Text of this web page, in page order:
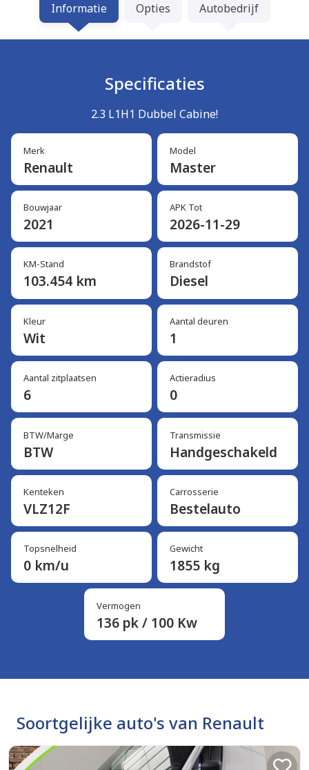
Informatie Opties Autobedrijf
Specificaties
2.3 L1H1 Dubbel Cabine!
Merk
Renault
Model
Master
Bouwjaar
2021
APK Tot
2026-11-29
KM-Stand
103.454 km
Brandstof
Diesel
Kleur
Wit
Aantal deuren
1
Aantal zitplaatsen
6
Actieradius
0
BTW/Marge
BTW
Transmissie
Handgeschakeld
Kenteken
VLZ12F
Carrosserie
Bestelauto
Topsnelheid
0 km/u
Gewicht
1855 kg
Vermogen
136 pk / 100 Kw
Soortgelijke auto's van Renault